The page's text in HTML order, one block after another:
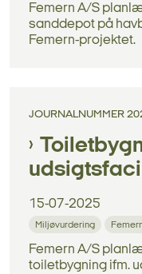
Femern A/S
sanddepot på
Femern-projektet.
JOURNALNUMMER
15-07-2025
Miljøvurdering
Femern A/S
toiletbygning ifm.